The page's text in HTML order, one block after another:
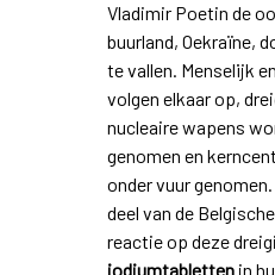
Vladimir Poetin de
buurland, Oekraïne,
te vallen. Menselijk
volgen elkaar op,
nucleaire wapens
genomen en
onder vuur
deel van de
reactie op deze
jodiumtablettenin